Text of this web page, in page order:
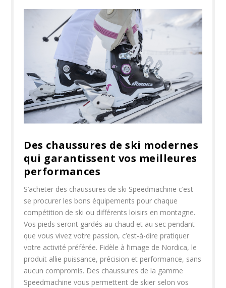
Des chaussures de ski modernes
qui garantissent vos meilleures
performances
S’acheter des chaussures de ski Speedmachine c’est
se procurer les bons équipements pour chaque
compétition de ski ou différents loisirs en montagne.
Vos pieds seront gardés au chaud et au sec pendant
que vous vivez votre passion, c’est-à-dire pratiquer
votre activité préférée. Fidèle à l’image de Nordica, le
produit allie puissance, précision et performance, sans
aucun compromis. Des chaussures de la gamme
Speedmachine vous permettent de skier selon vos